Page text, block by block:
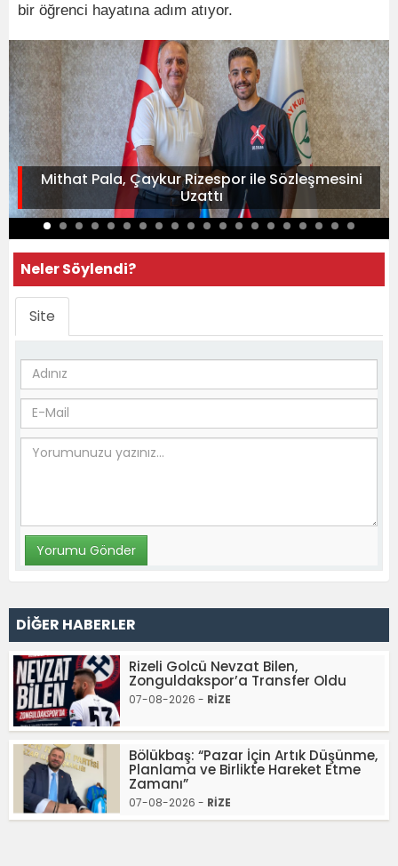
bir öğrenci hayatına adım atıyor.
Mithat Pala, Çaykur Rizespor ile Sözleşmesini
Uzattı
Neler Söylendi?
Site
DİĞER HABERLER
Rizeli Golcü Nevzat Bilen,
Zonguldakspor’a Transfer Oldu
07-08-2026 - RİZE
Bölükbaş: “Pazar İçin Artık Düşünme,
Planlama ve Birlikte Hareket Etme
Zamanı”
07-08-2026 - RİZE